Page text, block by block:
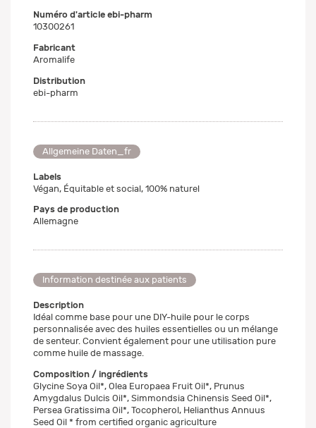
Numéro d'article ebi-pharm
10300261
Fabricant
Aromalife
Distribution
ebi-pharm
Allgemeine Daten_fr
Labels
Végan, Équitable et social, 100% naturel
Pays de production
Allemagne
Information destinée aux patients
Description
Idéal comme base pour une DIY-huile pour le corps
personnalisée avec des huiles essentielles ou un mélange
de senteur. Convient également pour une utilisation pure
comme huile de massage.
Composition / ingrédients
Glycine Soya Oil*, Olea Europaea Fruit Oil*, Prunus
Amygdalus Dulcis Oil*, Simmondsia Chinensis Seed Oil*,
Persea Gratissima Oil*, Tocopherol, Helianthus Annuus
Seed Oil * from certified organic agriculture